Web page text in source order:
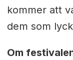
kommer att
dem som
Om